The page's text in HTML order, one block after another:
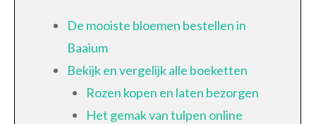
De mooiste bloemen bestellen in
Baaium
Bekijk en vergelijk alle boeketten
Rozen kopen en laten bezorgen
Het gemak van tulpen online